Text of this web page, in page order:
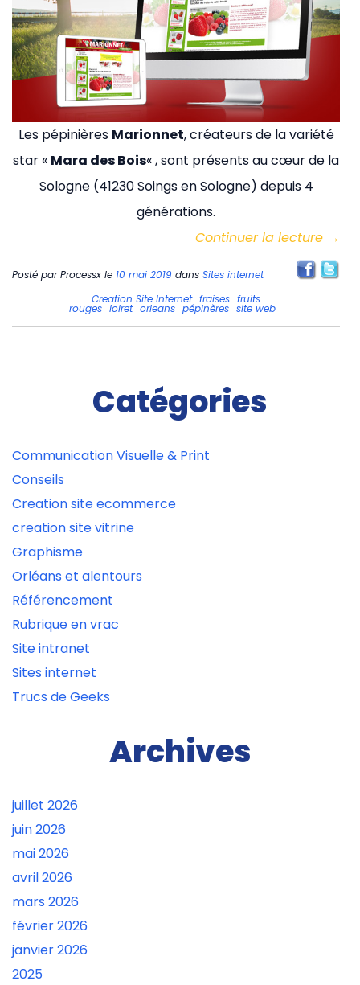
Les pépinières Marionnet, créateurs de la variété
star « Mara des Bois« , sont présents au cœur de la
Sologne (41230 Soings en Sologne) depuis 4
générations.
Continuer la lecture →
Posté parProcessx le 10 mai 2019 dans Sites internet
Creation Site Internet fraises fruits
rouges loiret orleans pépinères site web
Catégories
Communication Visuelle & Print
Conseils
Creation site ecommerce
creation site vitrine
Graphisme
Orléans et alentours
Référencement
Rubrique en vrac
Site intranet
Sites internet
Trucs de Geeks
Archives
juillet 2026
juin 2026
mai 2026
avril 2026
mars 2026
février 2026
janvier 2026
2025